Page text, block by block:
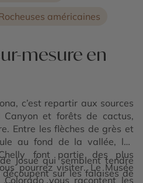
américaines
mesure en
c’est repartir aux sources
Canyon et forêts de cactus,
Entre les flèches de grès et
au fond de la vallée, les
font partie des plus
pourrez visiter. Le Musée
vous racontent les
Josué qui semblent tendre
sur les falaises de